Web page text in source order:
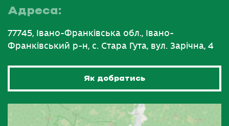
Адреса:
77745, Івано-Франківська обл., Івано-
Франківський р-н, с. Стара Гута, вул. Зарічна, 4
Як добратись